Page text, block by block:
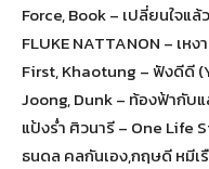
Force, Book – เปลี่ยนใจแ
FLUKE NATTANON – เห
First, Khaotung – ฟังดีดี
Joong, Dunk – ท้องฟ้ากับแ
แป้งร่ำ ศิวนารี – One Life
ธนดล คลกันเอง,กฤษดี หมี